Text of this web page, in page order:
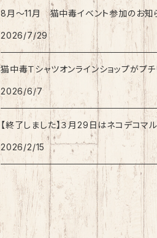
8月〜11月 猫中毒イベント参加のお知
2026/7/29
猫中毒Ｔシャツオンラインショップがプ
2026/6/7
【終了しました】３月29日はネコデコマ
2026/2/15